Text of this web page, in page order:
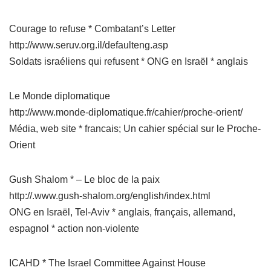
Courage to refuse * Combatant’s Letter
http://www.seruv.org.il/defaulteng.asp
Soldats israéliens qui refusent * ONG en Israël * anglais
Le Monde diplomatique
http://www.monde-diplomatique.fr/cahier/proche-orient/
Média, web site * francais; Un cahier spécial sur le Proche-
Orient
Gush Shalom * – Le bloc de la paix
http://.www.gush-shalom.org/english/index.html
ONG en Israël, Tel-Aviv * anglais, français, allemand,
espagnol * action non-violente
ICAHD * The Israel Committee Against House